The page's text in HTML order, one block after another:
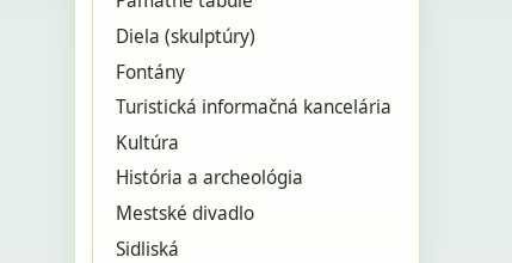
Diela (skulptúry)
Fontány
Turistická informačná kancelária
Kultúra
História a archeológia
Mestské divadlo
Sidliská